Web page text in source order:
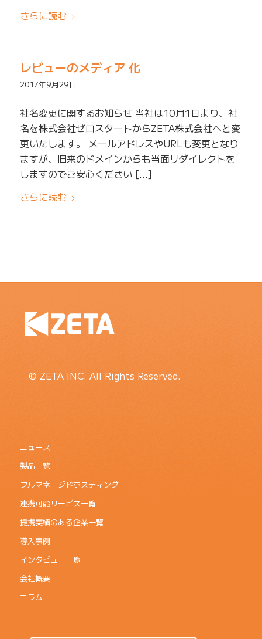
さらに読む
レビューのメディア 化
2017年9月29日
社名変更に関するお知らせ 当社は10月1日より、社
名を株式会社ゼロスタートからZETA株式会社へと変
更いたします。 メールアドレスやURLも変更となり
ますが、旧来のドメインからも当面リダイレクトを
しますのでご安心ください […]
さらに読む
© ZETA INC. All Rights Reserved.
ニュース
製品一覧
フルマネージドホスティング
連携可能サービス一覧
提携実績のある企業一覧
導入事例
インタビュー一覧
会社概要
コラム